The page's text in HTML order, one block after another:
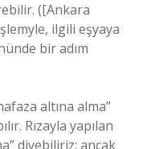
([Ankara
ilgili eşyaya
bir adım
altına alma”
Rızayla yapılan
diyebiliriz; ancak